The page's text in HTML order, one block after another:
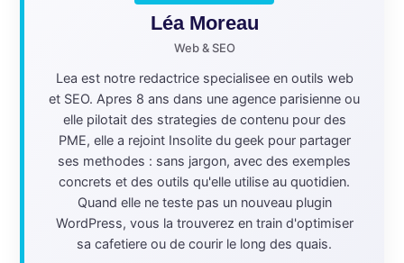
Léa Moreau
Web & SEO
Lea est notre redactrice specialisee en outils web
et SEO. Apres 8 ans dans une agence parisienne ou
elle pilotait des strategies de contenu pour des
PME, elle a rejoint Insolite du geek pour partager
ses methodes : sans jargon, avec des exemples
concrets et des outils qu'elle utilise au quotidien.
Quand elle ne teste pas un nouveau plugin
WordPress, vous la trouverez en train d'optimiser
sa cafetiere ou de courir le long des quais.